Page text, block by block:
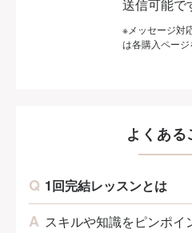
送信可能で
※メッセージ対
は各購入ページ
よくある
1回完結レッスンとは
スキルや知識をピンポ